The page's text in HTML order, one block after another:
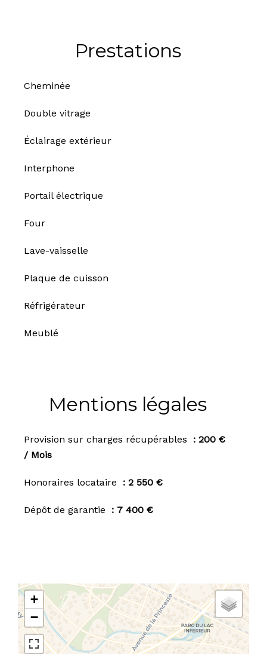
Prestations
Cheminée
Double vitrage
Éclairage extérieur
Interphone
Portail électrique
Four
Lave-vaisselle
Plaque de cuisson
Réfrigérateur
Meublé
Mentions légales
Provision sur charges récupérables
200 €
/ Mois
Honoraires locataire 2 550 €
Dépôt de garantie 7 400 €
+
−